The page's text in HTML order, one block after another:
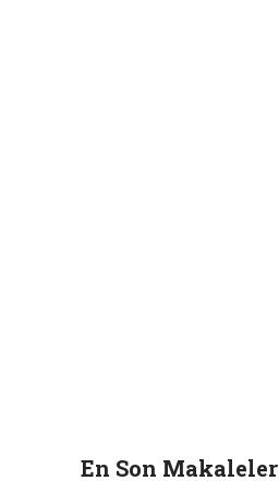
En Son Makaleler